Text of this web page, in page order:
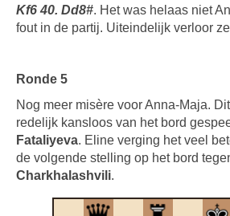
Kf6 40. Dd8#. Het was helaas niet
fout in de partij. Uiteindelijk verloor
Ronde 5
Nog meer misère voor Anna-Maja.
redelijk kansloos van het bord
Fataliyeva. Eline verging het veel
de volgende stelling op het bord
Charkhalashvili.